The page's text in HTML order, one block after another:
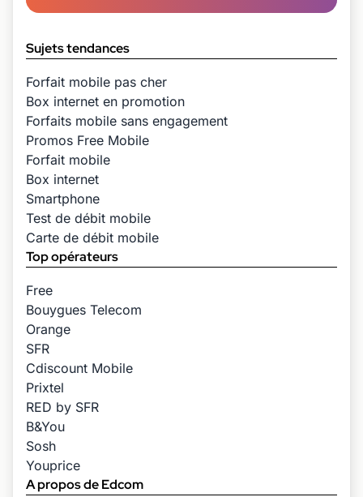
Sujets tendances
Forfait mobile pas cher
Box internet en promotion
Forfaits mobile sans engagement
Promos Free Mobile
Forfait mobile
Box internet
Smartphone
Test de débit mobile
Carte de débit mobile
Top opérateurs
Free
Bouygues Telecom
Orange
SFR
Cdiscount Mobile
Prixtel
RED by SFR
B&You
Sosh
Youprice
A propos de Edcom